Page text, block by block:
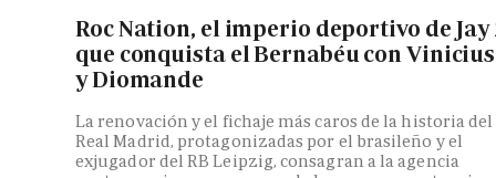
Roc Nation, el imperio deportivo de Jay
que conquista el Bernabéu con Vinicius
y Diomande
La renovación y el fichaje más caros de la historia del
Real Madrid, protagonizadas por el brasileño y el
exjugador del RB Leipzig, consagran a la agencia